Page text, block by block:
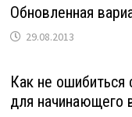
Обновленная
29.08.2013
Как не
для начинающего